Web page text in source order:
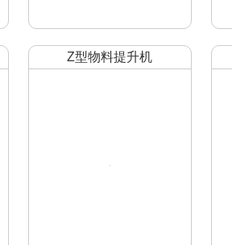
Z型物料提升机